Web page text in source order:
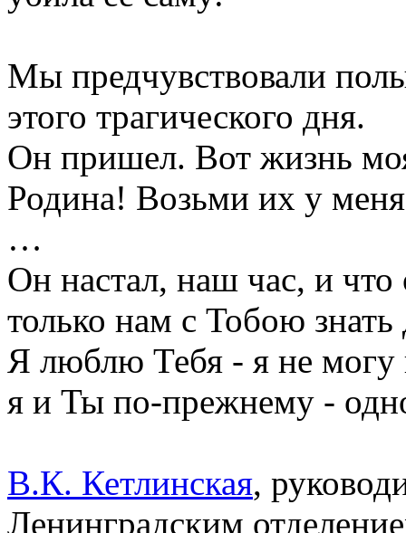
Мы предчувствовали
этого трагического дня.
Он пришел. Вот жизнь
Родина! Возьми их у
…
Он настал, наш час, и что
только нам с Тобою знать
Я люблю Тебя - я не могу
я и Ты по-прежнему -
В.К. Кетлинская,
Ленинградским